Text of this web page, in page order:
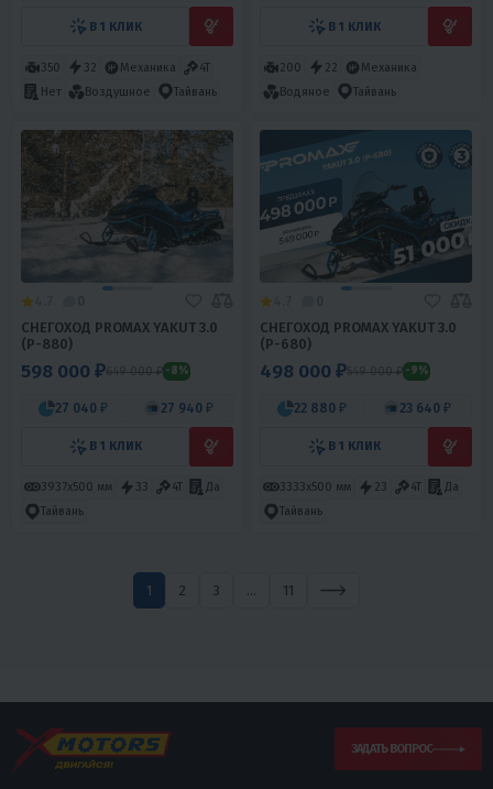
В 1 КЛИК
350 32 Механика
4T
Нет
Воздушное Тайвань
В 1 КЛИК
200 22
Механика
Водяное
Тайвань
СНЕГОХОД PROMAX YAKUT 3.0
(P-880)
598 000 ₽649 000 ₽ -8%
27 040 ₽ 27 940 ₽
В 1 КЛИК
3937х500 мм 33 4T
Да
Тайвань
СНЕГОХОД PROMAX YAKUT 3.0
(P-680)
498 000 ₽549 000 ₽ -9%
22 880 ₽ 23 640 ₽
В 1 КЛИК
3333х500 мм 23 4T
Да
Тайвань
1 2 3 ... 11
ЗАДАТЬ ВОПРОС